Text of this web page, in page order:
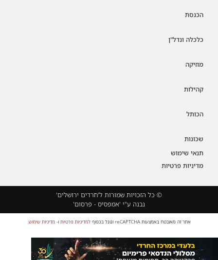
הכנסת
כלכלה ונדל"ן
מוזיקה
קהילות
הכותל
שכונות
תנאי שימוש
מדיניות פרטיות
© כל הזכויות שמורות ל'חרדים ירושלים'
נבנה ע"י 'אמפסיס - פרסום'
אתר זה מאובטח באמצעות reCAPTCHA וגוגל בכפוף למדיניות פרטיות ו-מדיניות שימוש.